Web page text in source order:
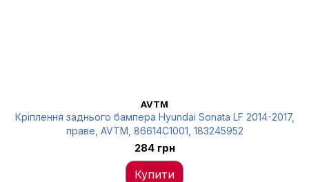
AVTM
Кріплення заднього бампера Hyundai Sonata LF 2014-2017,
праве, AVTM, 86614C1001, 183245952
284 грн
Купити